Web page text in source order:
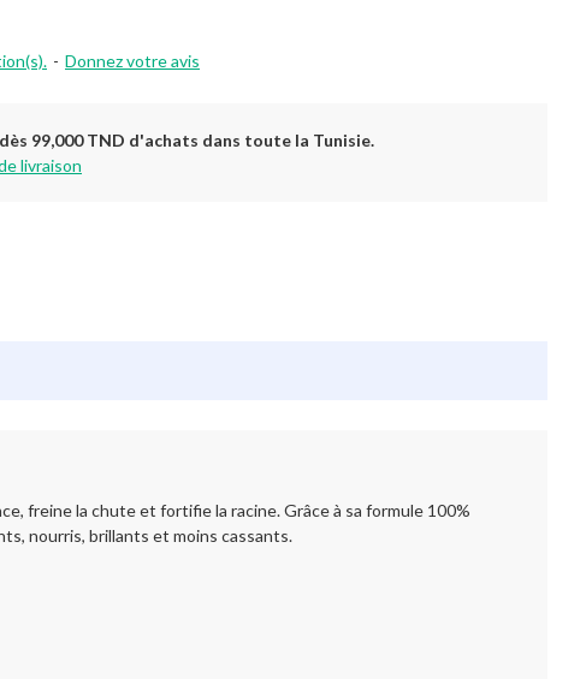
- Donnez votre avis
99,000 TND d'achats dans toute la Tunisie.
livraison
freine la chute et fortifie la racine. Grâce à sa formule 100%
nourris, brillants et moins cassants.